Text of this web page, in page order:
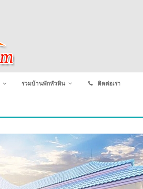
รวมบ้านพักหัวหิน ติดต่อเรา